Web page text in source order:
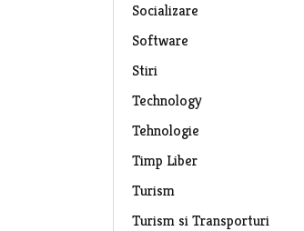
Socializare
Software
Stiri
Technology
Tehnologie
Timp Liber
Turism
Turism si Transporturi